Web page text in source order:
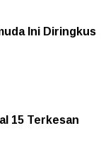
Ini Diringkus
15 Terkesan